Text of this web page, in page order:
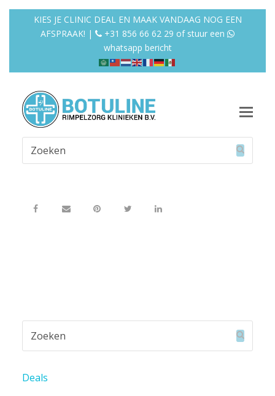
KIES JE CLINIC DEAL EN MAAK VANDAAG NOG EEN
AFSPRAAK! |
+31 856 66 62 29 of stuur een
whatsapp bericht
Zoeken
Deals